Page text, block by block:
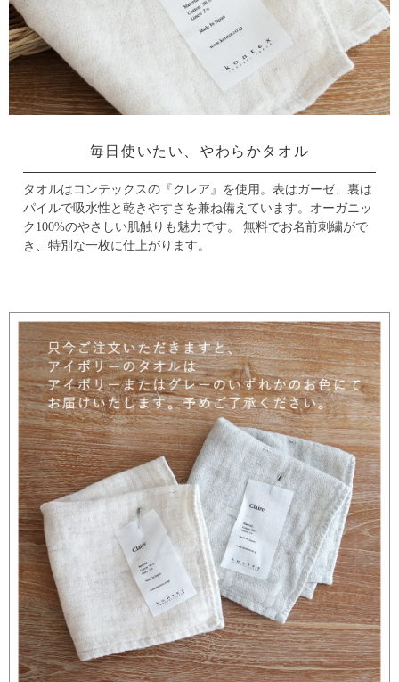
毎日使いたい、やわらかタオル
タオルはコンテックスの『クレア』を使用。 表はガーゼ、裏は
パイルで吸水性と乾きやすさを兼ね備えています。 オーガニッ
ク100%のやさしい肌触りも魅力です。
無料でお名前刺繍がで
き、特別な一枚に仕上がります。